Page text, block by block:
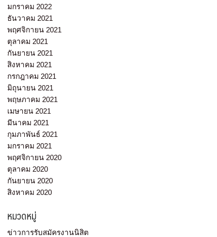
มกราคม 2022
ธันวาคม 2021
พฤศจิกายน 2021
ตุลาคม 2021
กันยายน 2021
สิงหาคม 2021
กรกฎาคม 2021
มิถุนายน 2021
พฤษภาคม 2021
เมษายน 2021
มีนาคม 2021
กุมภาพันธ์ 2021
มกราคม 2021
พฤศจิกายน 2020
ตุลาคม 2020
กันยายน 2020
สิงหาคม 2020
หมวดหมู่
ข่าวการรับสมัครงานนิสิต